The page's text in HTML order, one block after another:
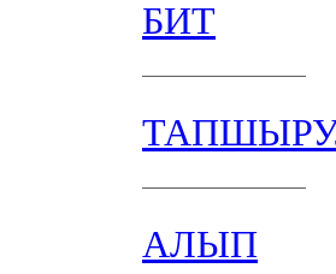
БИТ
АЛЫП